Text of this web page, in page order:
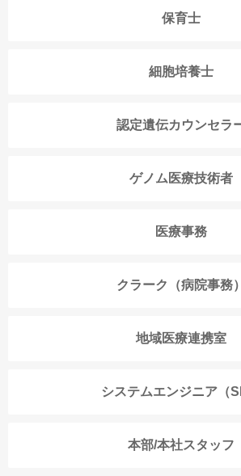
保育士
細胞培養士
認定遺伝カウンセラ
ゲノム医療技術者
医療事務
クラーク（病院事務）
地域医療連携室
システムエンジニア（
本部/本社スタッフ